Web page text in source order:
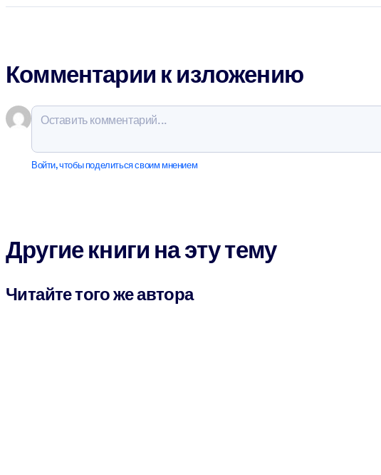
Комментарии к изложению
Войти, чтобы поделиться своим мнением
Другие книги на эту тему
Читайте того же автора